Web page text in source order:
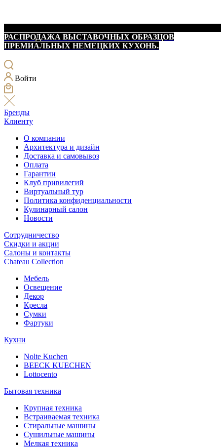
РАСПРОДАЖА ВЫСТАВОЧНЫХ ОБРАЗЦОВ
ПРЕМИАЛЬНЫХ НЕМЕЦКИХ КУХОНЬ.
Войти
Бренды
Клиенту
О компании
Архитектура и дизайн
Доставка и самовывоз
Оплата
Гарантии
Клуб привилегий
Виртуальный тур
Политика конфиденциальности
Кулинарный салон
Новости
Сотрудничество
Скидки и акции
Салоны и контакты
Chateau Collection
Мебель
Освещение
Декор
Кресла
Сумки
Фартуки
Кухни
Nolte Kuchen
BEECK KUECHEN
Lottocento
Бытовая техника
Крупная техника
Встраиваемая техника
Стиральные машины
Сушильные машины
Мелкая техника